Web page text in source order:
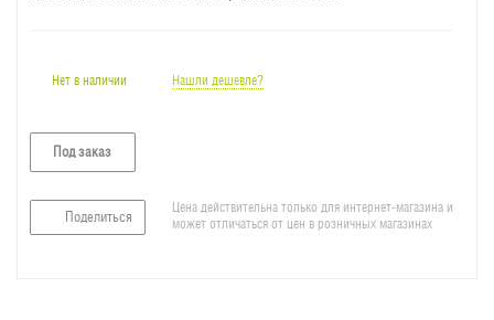
Нет в наличии Нашли дешевле?
Под заказ
Поделиться
Цена действительна только для интернет-магазина и
может отличаться от цен в розничных магазинах